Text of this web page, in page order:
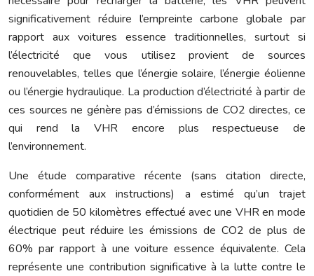
significativement réduire l’empreinte carbone globale par
rapport aux voitures essence traditionnelles, surtout si
l’électricité que vous utilisez provient de sources
renouvelables, telles que l’énergie solaire, l’énergie éolienne
ou l’énergie hydraulique. La production d’électricité à partir de
ces sources ne génère pas d’émissions de CO2 directes, ce
qui rend la VHR encore plus respectueuse de
l’environnement.
Une étude comparative récente (sans citation directe,
conformément aux instructions) a estimé qu’un trajet
quotidien de 50 kilomètres effectué avec une VHR en mode
électrique peut réduire les émissions de CO2 de plus de
60% par rapport à une voiture essence équivalente. Cela
représente une contribution significative à la lutte contre le